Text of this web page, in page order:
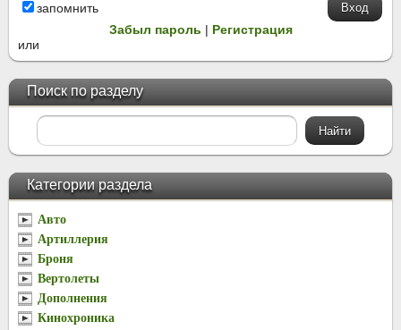
запомнить
Забыл пароль | Регистрация
или
Поиск по разделу
Категории раздела
Авто
Артиллерия
Броня
Вертолеты
Дополнения
Кинохроника